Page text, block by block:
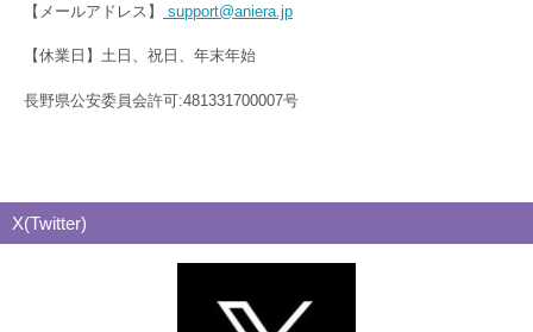
【メールアドレス】 support@aniera.jp
【休業日】土日、祝日、年末年始
長野県公安委員会許可:481331700007号
X(Twitter)